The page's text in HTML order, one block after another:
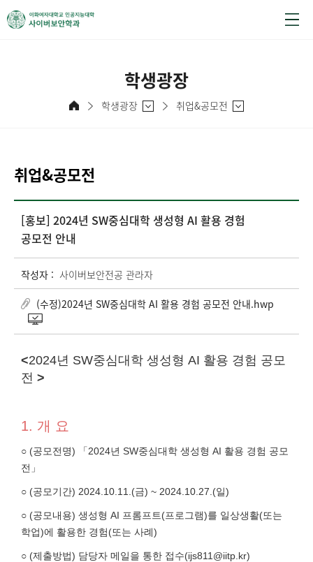
학생광장
학생광장 취업&공모전
취업&공모전
[홍보] 2024년 SW중심대학 생성형 AI 활용 경험
공모전 안내
작성자 : 사이버보안전공 관라자
(수정)2024년 SW중심대학 AI 활용 경험 공모전 안내.hwp
<2024년 SW중심대학 생성형 AI 활용 경험 공모
전 >
1. 개 요
○ (공모전명) 「2024년 SW중심대학 생성형 AI 활용 경험 공모
전」
○ (공모기간) 2024.10.11.(금) ~ 2024.10.27.(일)
○ (공모내용) 생성형 AI 프롬프트(프로그램)를 일상생활(또는
학업)에 활용한 경험(또는 사례)
○ (제출방법) 담당자 메일을 통한 접수(ijs811@iitp.kr)